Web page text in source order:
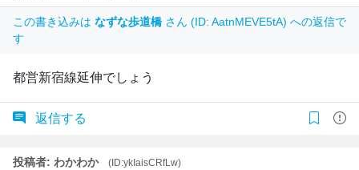
この書き込みは なずな歩道橋 さん (ID: AatnMEVE5tA) への返信で
す
都営新宿線延伸でしょう
返信する
投稿者: わかわか
(ID:ykIaisCRfLw)